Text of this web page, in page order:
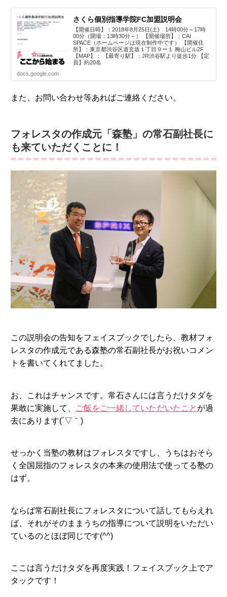
さくら個別指導学院FC加盟説明会
【開催日時】：2018年8月25日(土) 14時00分～17時
00分（開場：13時30分～） 【開催場所】：CAI
SPACE（ホームページは現在制作中です） 【開催住
所】：東京都渋谷区道玄坂１丁目９ー１ 梅山ビル2F
【MAP】： 【最寄り駅】：JR渋谷駅より徒歩1分 【定
員】約20名
docs.google.com
また、お問い合わせ等あればご連絡ください。
フォレスタの作成元「森塾」の常石副社長に
も来ていただくことに！
この説明会の告知をフェイスブックでしたら、教材フォ
レスタの作成元である森塾の常石副社長がお祝いコメン
トを書いてくれてました。
お、これはチャンスです。常石さんには言うだけタダを
果敢に実施して、
ご飯をご一緒していただいたこと が過
去にあります(´▽｀)
せっかく当塾の教材はフォレスタですし、うちはおそら
く全国屈指のフォレスタの本来の使用法で使ってる塾の
はず。
ならば常石副社長にフォレスタについて話してもらえれ
ば、それがそのままうちの指導について説明をいただい
ているのとほぼ同じです(^^)
ここは言うだけタダを再度実践！フェイスブック上でア
タックです！